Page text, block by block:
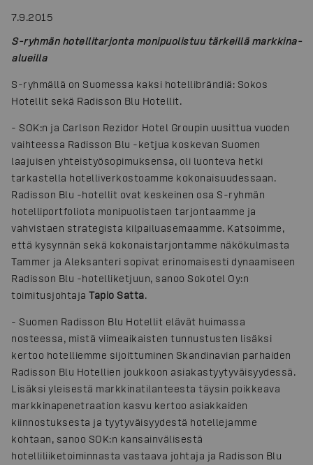
7.9.2015
S-ryhmän hotellitarjonta monipuolistuu tärkeillä markkina-
alueilla
S-ryhmällä on Suomessa kaksi hotellibrändiä: Sokos
Hotellit sekä Radisson Blu Hotellit.
- SOK:n ja Carlson Rezidor Hotel Groupin uusittua vuoden
vaihteessa Radisson Blu -ketjua koskevan Suomen
laajuisen yhteistyösopimuksensa, oli luonteva hetki
tarkastella hotelliverkostoamme kokonaisuudessaan.
Radisson Blu -hotellit ovat keskeinen osa S-ryhmän
hotelliportfoliota monipuolistaen tarjontaamme ja
vahvistaen strategista kilpailuasemaamme. Katsoimme,
että kysynnän sekä kokonaistarjontamme näkökulmasta
Tammer ja Aleksanteri sopivat erinomaisesti dynaamiseen
Radisson Blu -hotelliketjuun, sanoo Sokotel Oy:n
toimitusjohtaja Tapio Satta.
- Suomen Radisson Blu Hotellit elävät huimassa
nosteessa, mistä viimeaikaisten tunnustusten lisäksi
kertoo hotelliemme sijoittuminen Skandinavian parhaiden
Radisson Blu Hotellien joukkoon asiakastyytyväisyydessä.
Lisäksi yleisestä markkinatilanteesta täysin poikkeava
markkinapenetraation kasvu kertoo asiakkaiden
kiinnostuksesta ja tyytyväisyydestä hotellejamme
kohtaan, sanoo SOK:n kansainvälisestä
hotelliliiketoiminnasta vastaava johtaja ja Radisson Blu